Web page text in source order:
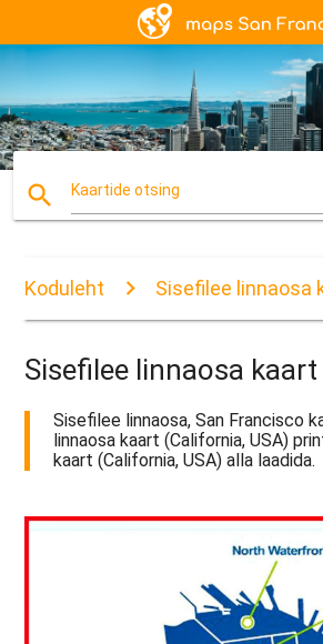
search Kaartide otsing
Koduleht Sisefilee linnaosa
Sisefilee linnaosa kaart
Sisefilee linnaosa, San Francisco
linnaosa kaart (California, USA)
kaart (California, USA) alla laadida.